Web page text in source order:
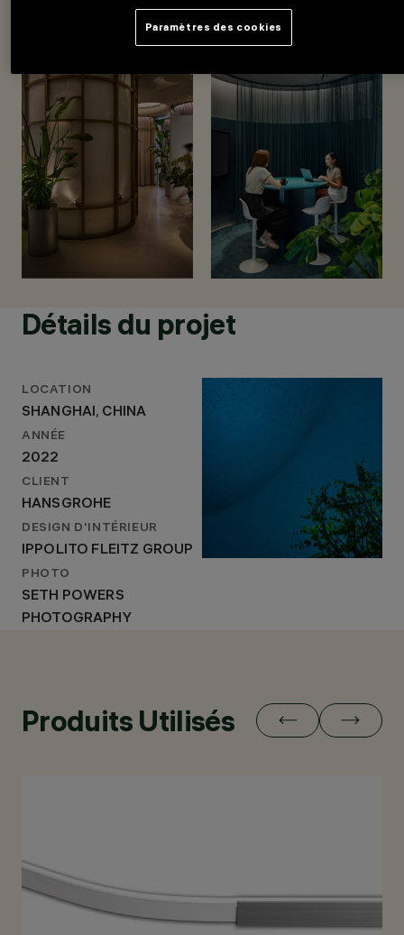
Détails du projet
LOCATION
SHANGHAI, CHINA
ANNÉE
2022
CLIENT
HANSGROHE
DESIGN D'INTÉRIEUR
IPPOLITO FLEITZ GROUP
PHOTO
SETH POWERS
PHOTOGRAPHY
Produits Utilisés
Paramètres des cookies